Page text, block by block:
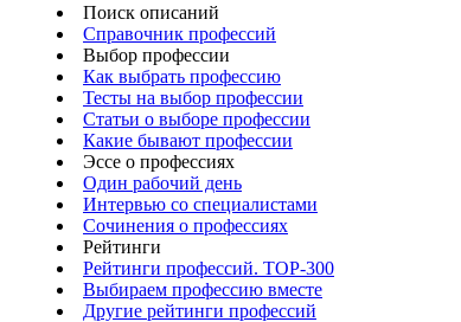
Поиск описаний
Справочник профессий
Выбор профессии
Как выбрать профессию
Тесты на выбор профессии
Статьи о выборе профессии
Какие бывают профессии
Эссе о профессиях
Один рабочий день
Интервью со специалистами
Сочинения о профессиях
Рейтинги
Рейтинги профессий. TOP-300
Выбираем профессию вместе
Другие рейтинги профессий